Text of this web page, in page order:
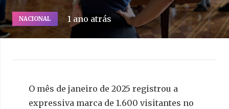
NACIONAL 1 ano atrás
O mês de janeiro de 2025 registrou a
expressiva marca de 1.600 visitantes no